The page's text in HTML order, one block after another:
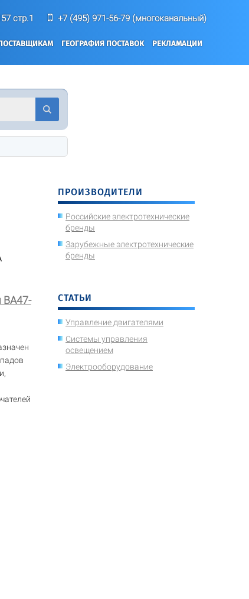
стр.1 +7 (495) 971-56-79 (многоканальный)
ГЕОГРАФИЯ ПОСТАВОК РЕКЛАМАЦИИ
ВА47-
ПРОИЗВОДИТЕЛИ
Российские электротехнические
бренды
Зарубежные электротехнические
бренды
СТАТЬИ
Управление двигателями
Системы управления
освещением
Электрооборудование